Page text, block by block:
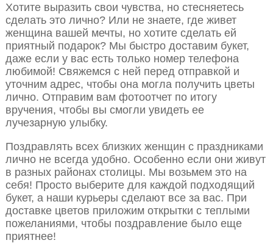
Хотите выразить свои чувства, но стесняетесь
сделать это лично? Или не знаете, где живет
женщина вашей мечты, но хотите сделать ей
приятный подарок? Мы быстро доставим букет,
даже если у вас есть только номер телефона
любимой! Свяжемся с ней перед отправкой и
уточним адрес, чтобы она могла получить цветы
лично. Отправим вам фотоотчет по итогу
вручения, чтобы вы смогли увидеть ее
лучезарную улыбку.
Поздравлять всех близких женщин с праздниками
лично не всегда удобно. Особенно если они живут
в разных районах столицы. Мы возьмем это на
себя! Просто выберите для каждой подходящий
букет, а наши курьеры сделают все за вас. При
доставке цветов приложим открытки с теплыми
пожеланиями, чтобы поздравление было еще
приятнее!